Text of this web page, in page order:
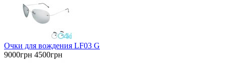
Очки для вождения LF03 G
9000грн 4500грн